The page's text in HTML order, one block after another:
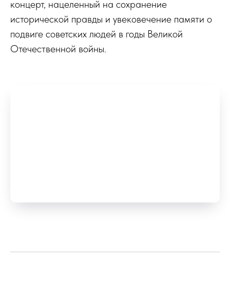
концерт, нацеленный на сохранение
исторической правды и увековечение памяти о
подвиге советских людей в годы Великой
Отечественной войны.